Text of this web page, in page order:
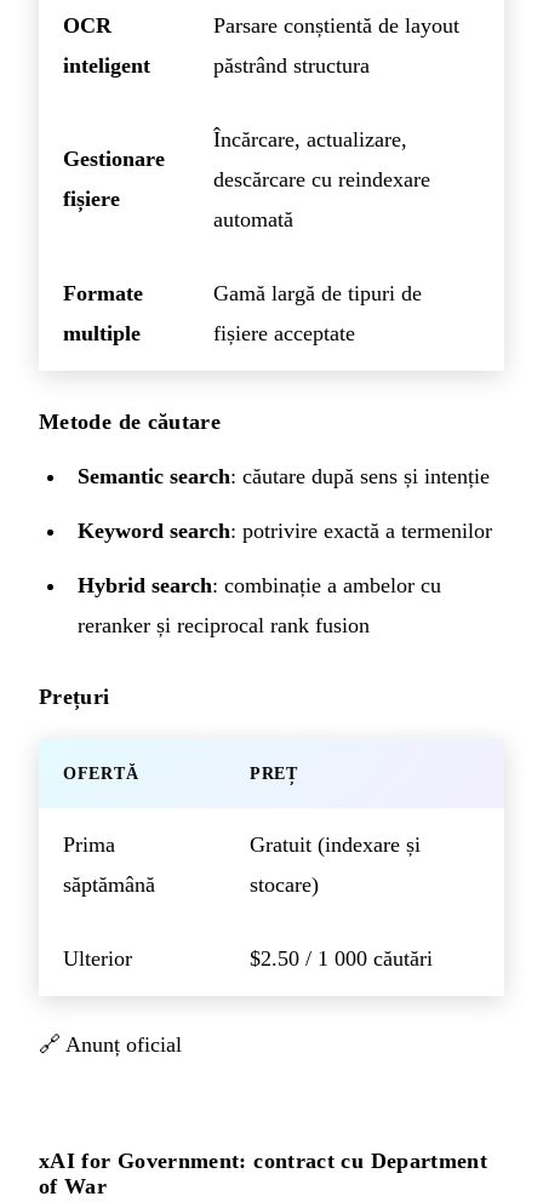
OCR
inteligent
Parsare conștientă de layout
păstrând structura
Gestionare
fișiere
Încărcare, actualizare,
descărcare cu reindexare
automată
Formate
multiple
Gamă largă de tipuri de
fișiere acceptate
Metode de căutare
Semantic search: căutare după sens și intenție
Keyword search: potrivire exactă a termenilor
Hybrid search: combinație a ambelor cu
reranker și reciprocal rank fusion
Prețuri
OFERTĂ PREȚ
Prima
săptămână
Gratuit (indexare și
stocare)
Ulterior $2.50 / 1 000 căutări
🔗 Anunț oficial
xAI for Government: contract cu Department
of War